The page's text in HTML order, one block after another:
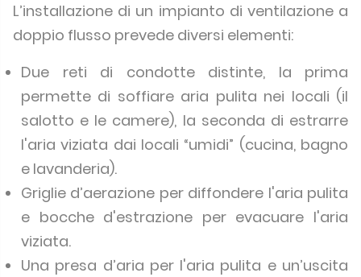
L’installazione di un impianto di ventilazione a
doppio flusso prevede diversi elementi:
Due reti di condotte distinte, la prima
permette di soffiare aria pulita nei locali (il
salotto e le camere), la seconda di estrarre
l'aria viziata dai locali “umidi” (cucina, bagno
e lavanderia).
Griglie d’aerazione per diffondere l'aria pulita
e bocche d'estrazione per evacuare l'aria
viziata.
Una presa d’aria per l'aria pulita e un’uscita